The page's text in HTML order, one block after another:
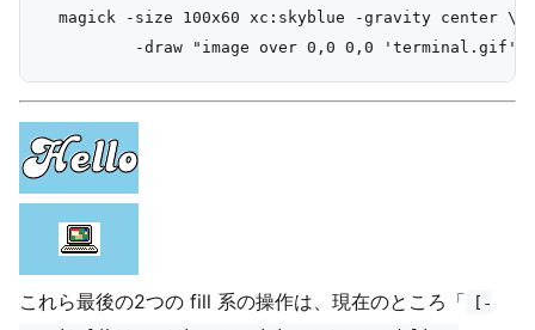
  magick -size 100x60 xc:skyblue -gravity center \
これら最後の2つの fill 系の操作は、現在のところ「
[-